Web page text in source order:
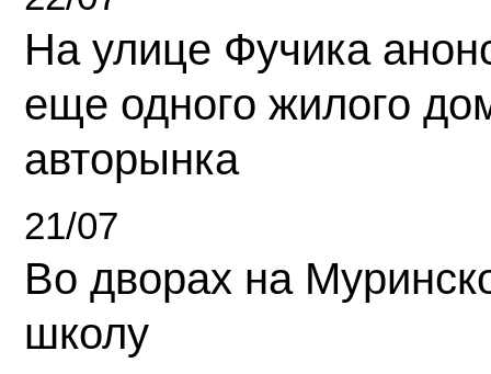
На улице Фучика
еще одного жилого
авторынка
21/07
Во дворах на
школу